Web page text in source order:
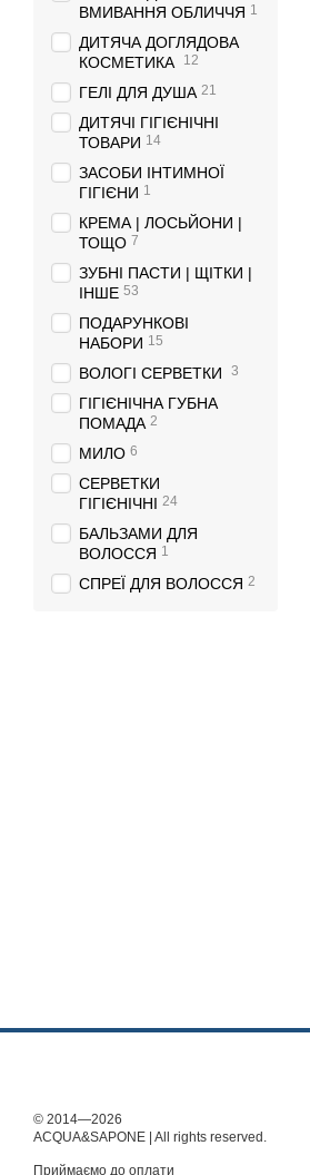
ВМИВАННЯ ОБЛИЧЧЯ 1
ДИТЯЧА ДОГЛЯДОВА
КОСМЕТИКА
12
ГЕЛІ ДЛЯ ДУША 21
ДИТЯЧІ ГІГІЄНІЧНІ
ТОВАРИ 14
ЗАСОБИ ІНТИМНОЇ
ГІГІЄНИ 1
КРЕМА | ЛОСЬЙОНИ |
ТОЩО 7
ЗУБНІ ПАСТИ | ЩІТКИ |
ІНШЕ 53
ПОДАРУНКОВІ
НАБОРИ 15
ВОЛОГІ СЕРВЕТКИ 3
ГІГІЄНІЧНА ГУБНА
ПОМАДА 2
МИЛО 6
СЕРВЕТКИ
ГІГІЄНІЧНІ 24
БАЛЬЗАМИ ДЛЯ
ВОЛОССЯ 1
СПРЕЇ ДЛЯ ВОЛОССЯ 2
© 2014—2026
ACQUA&SAPONE | All rights reserved.
Приймаємо до оплати